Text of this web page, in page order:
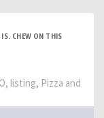
IS. CHEW ON THIS
listing, Pizza and